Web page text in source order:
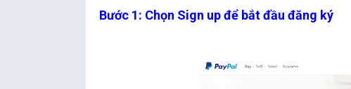
Bước 1: Chọn Sign up để bắt đầu đăng ký